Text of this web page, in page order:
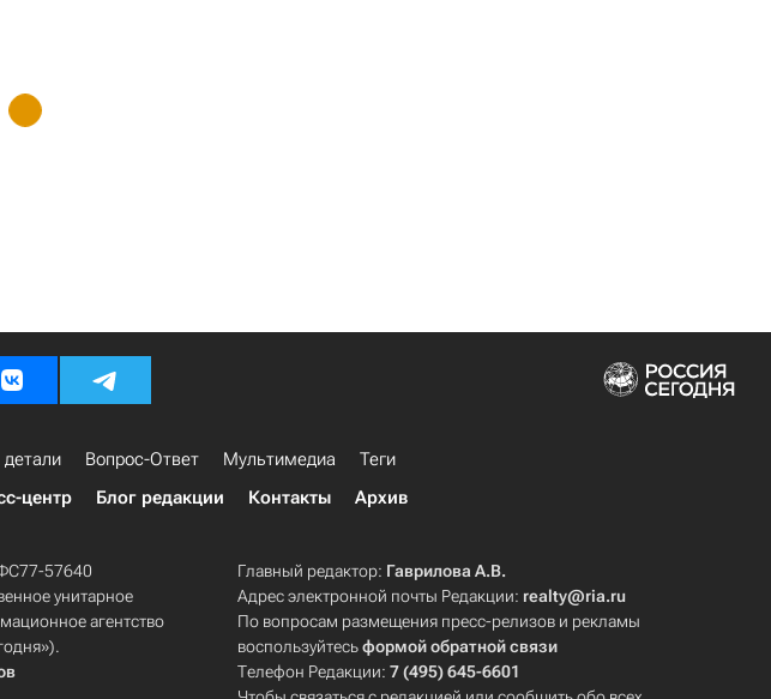
детали Вопрос-Ответ Мультимедиа
Теги
центр Блог редакции Контакты Архив
57640
унитарное
агентство
Главный редактор: Гаврилова А.В.
Адрес электронной почты Редакции: realty@ria.ru
По вопросам размещения пресс-релизов и рекламы
воспользуйтесьформой обратной связи
Телефон Редакции:7 (495) 645-6601